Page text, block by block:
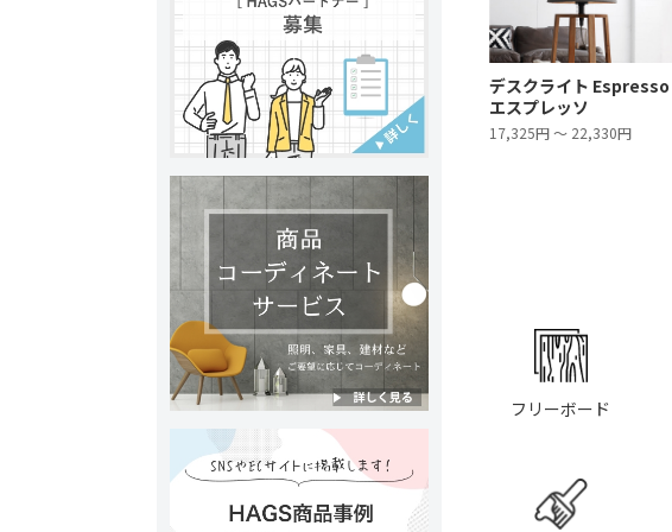
デスクライト Espresso
エスプレッソ
17,325円 ～ 22,330円
フリーボード